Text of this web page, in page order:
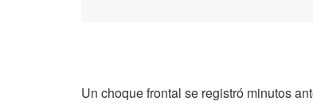
Un choque frontal se registró minutos